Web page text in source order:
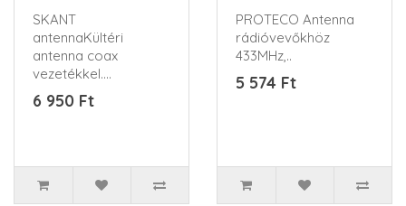
SKANT
antennaKültéri
antenna coax
vezetékkel.
Rozsdamentes
rögzítőfüllel...
6 950 Ft
PROTECO Antenna
rádióvevőkhöz
433MHz,..
5 574 Ft